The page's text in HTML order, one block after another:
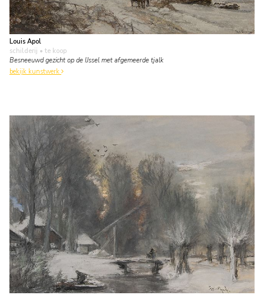
Louis Apol
schilderij • te koop
Besneeuwd gezicht op de IJssel met afgemeerde tjalk
bekijk kunstwerk